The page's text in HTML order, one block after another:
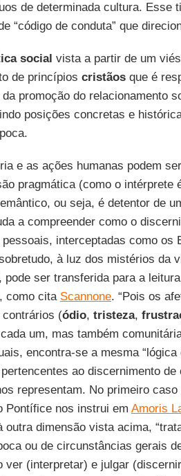
de determinada cultura. Esse
“código de conduta” que
social vista a partir de um viés
de princípios cristãosque é
promoção do relacionamento
posições concretas e
e as ações humanas podem
pragmática (como o
ou seja, é detentor de
a compreender como o
pessoais, interceptadas como
à luz dos mistérios da
pode ser transferida para a
como cita Scannone. “Pois os
contrários (ódio, tristeza,
um, mas também
encontra-se a mesma
ao discernimento
representam. No primeiro
Pontífice nos instrui em Amoris
outra dimensão vista acima,
ou de circunstâncias gerais
ver (interpretar) e julgar